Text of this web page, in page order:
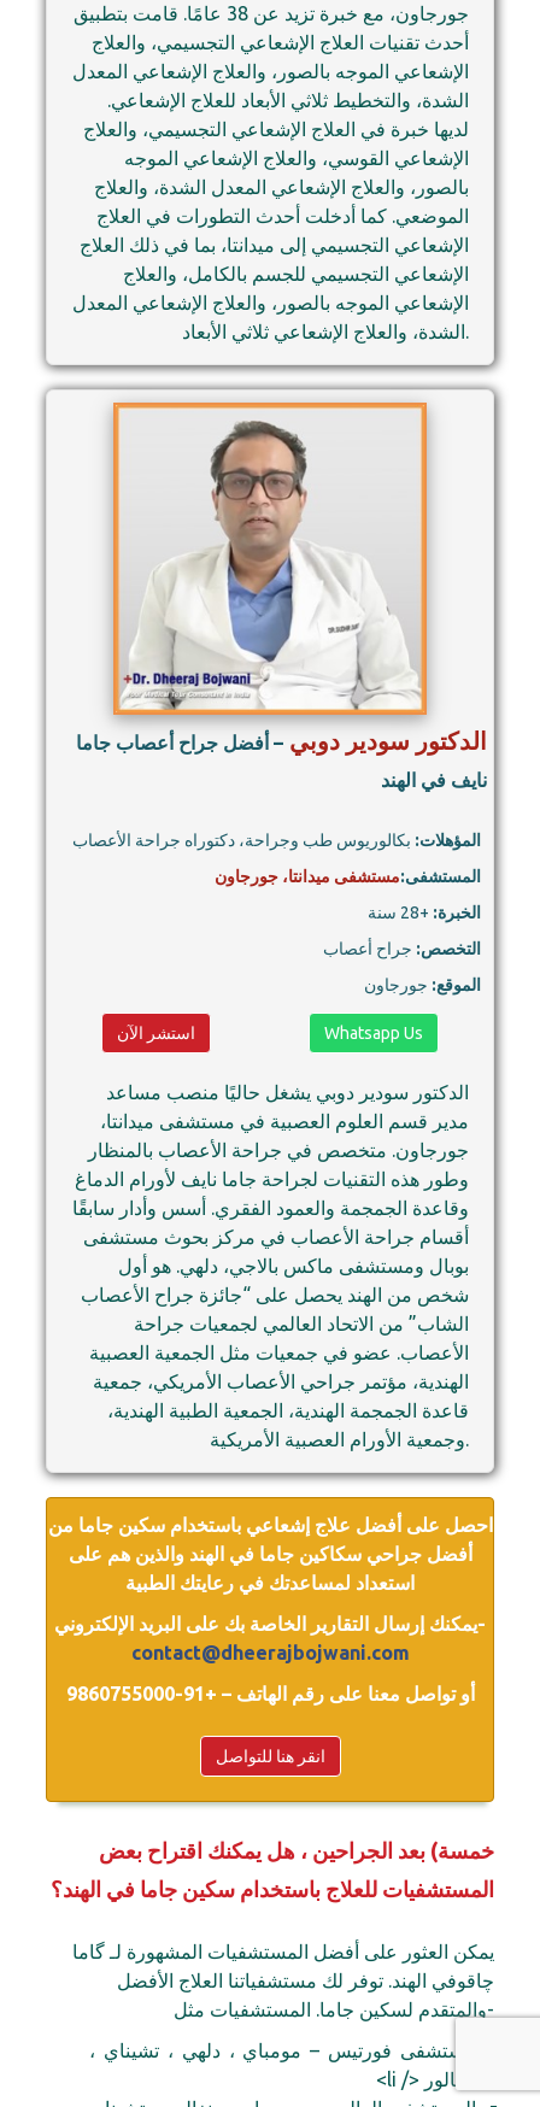
جورجاون، مع خبرة تزيد عن 38 عامًا. قامت بتطبيق
أحدث تقنيات العلاج الإشعاعي التجسيمي، والعلاج
الإشعاعي الموجه بالصور، والعلاج الإشعاعي المعدل
الشدة، والتخطيط ثلاثي الأبعاد للعلاج الإشعاعي.
لديها خبرة في العلاج الإشعاعي التجسيمي، والعلاج
الإشعاعي القوسي، والعلاج الإشعاعي الموجه
بالصور، والعلاج الإشعاعي المعدل الشدة، والعلاج
الموضعي. كما أدخلت أحدث التطورات في العلاج
الإشعاعي التجسيمي إلى ميدانتا، بما في ذلك العلاج
الإشعاعي التجسيمي للجسم بالكامل، والعلاج
الإشعاعي الموجه بالصور، والعلاج الإشعاعي المعدل
الشدة، والعلاج الإشعاعي ثلاثي الأبعاد.
الدكتور سودير دوبي – أفضل جراح أعصاب جاما
نايف في الهند
المؤهلات: بكالوريوس طب وجراحة، دكتوراه جراحة الأعصاب
المستشفى:مستشفى ميدانتا، جورجاون
الخبرة: +28 سنة
التخصص: جراح أعصاب
الموقع: جورجاون
استشر الآن Whatsapp Us
الدكتور سودير دوبي يشغل حاليًا منصب مساعد
مدير قسم العلوم العصبية في مستشفى ميدانتا،
جورجاون. متخصص في جراحة الأعصاب بالمنظار
وطور هذه التقنيات لجراحة جاما نايف لأورام الدماغ
وقاعدة الجمجمة والعمود الفقري. أسس وأدار سابقًا
أقسام جراحة الأعصاب في مركز بحوث مستشفى
بوبال ومستشفى ماكس بالاجي، دلهي. هو أول
شخص من الهند يحصل على “جائزة جراح الأعصاب
الشاب” من الاتحاد العالمي لجمعيات جراحة
الأعصاب. عضو في جمعيات مثل الجمعية العصبية
الهندية، مؤتمر جراحي الأعصاب الأمريكي، جمعية
قاعدة الجمجمة الهندية، الجمعية الطبية الهندية،
وجمعية الأورام العصبية الأمريكية.
احصل على أفضل علاج إشعاعي باستخدام سكين جاما من
أفضل جراحي سكاكين جاما في الهند والذين هم على
استعداد لمساعدتك في رعايتك الطبية
يمكنك إرسال التقارير الخاصة بك على البريد الإلكتروني-
contact@dheerajbojwani.com
أو تواصل معنا على رقم الهاتف – +91-9860755000
انقر هنا للتواصل
خمسة) بعد الجراحين ، هل يمكنك اقتراح بعض
المستشفيات للعلاج باستخدام سكين جاما في الهند؟
يمكن العثور على أفضل المستشفيات المشهورة لـ گاما
چاقوفي الهند. توفر لك مستشفياتنا العلاج الأفضل
والمتقدم لسكين جاما. المستشفيات مثل-
مستشفى فورتيس – مومباي ، دلهي ، تشيناي ،
بنغالور </ li>